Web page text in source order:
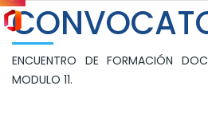
ENCUENTRO DE FORMACIÓN
MODULO 11.